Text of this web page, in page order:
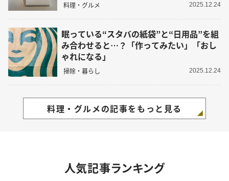
料理・グルメ 2025.12.24
眠っている“スタバの紙袋”と“日用品”を組
み合わせると…？「作ってみたい」「おし
ゃれになる」
掃除・暮らし 2025.12.24
料理・グルメの記事をもっと見る
人気記事ランキング